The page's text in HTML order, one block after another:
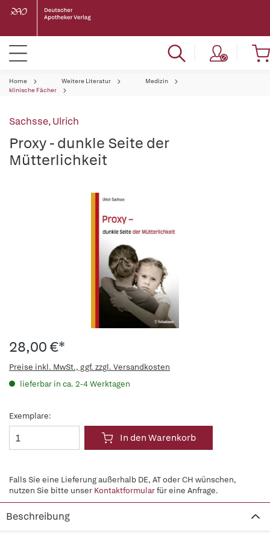
Home Weitere Literatur
Medizin
klinische Fächer
Sachsse, Ulrich
Proxy - dunkle Seite der
Mütterlichkeit
28,00 €*
Preise inkl. MwSt., ggf. zzgl. Versandkosten
lieferbar in ca. 2-4 Werktagen
Exemplare:
In den Warenkorb
Falls Sie eine Lieferung außerhalb DE, AT oder CH wünschen,
nutzen Sie bitte unser Kontaktformularfür eine Anfrage.
Beschreibung